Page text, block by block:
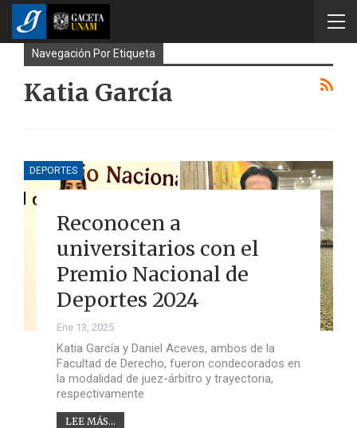
Navegación Por Etiqueta
Katia García
DEPORTES
Reconocen a
universitarios con el
Premio Nacional de
Deportes 2024
Ene 13, 2025
Katia García y Daniel Aceves, ambos de la
Facultad de Derecho, fueron condecorados en
la modalidad de juez-árbitro y trayectoria,
respectivamente
LEE MÁS...